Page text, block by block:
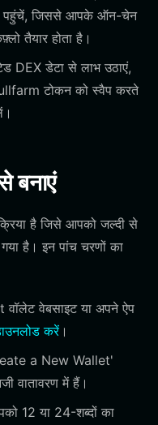
पहुंचें, जिससे आपके ऑन-चेन
तैयार होता है।
DEX डेटा से लाभ उठाएं,
टोकन को स्वैप करते
बनाएं
है जिसे आपको जल्दी से
है। इन पांच चरणों का
वेबसाइट या अपने ऐप
करें।
a New Wallet'
वातावरण में हैं।
12 या 24-शब्दों का